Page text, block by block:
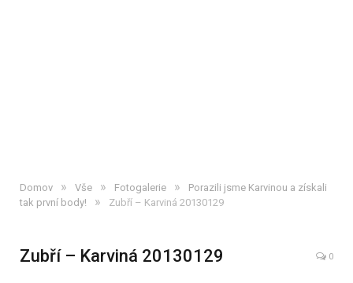
Domov » Vše » Fotogalerie »
Porazili jsme Karvinou a získali
tak první body!
» Zubří – Karviná 20130129
Zubří – Karviná 20130129 0